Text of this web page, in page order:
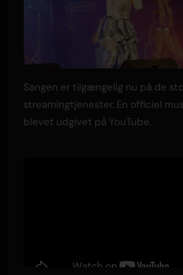
Sangen er tilgængelig nu på de
streamingtjenester. En officiel
blevet udgivet på YouTube.